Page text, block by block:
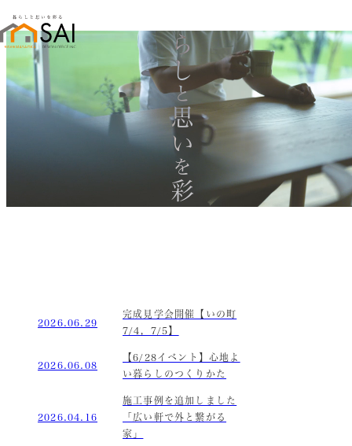
暮らし
と
思い
を
彩る
2026.06.29
完成見学会開催【いの町
7/4，7/5】
2026.06.08
【6/28イベント】心地よ
い暮らしのつくりかた
2026.04.16
施工事例を追加しました
「広い軒で外と繋がる
家」